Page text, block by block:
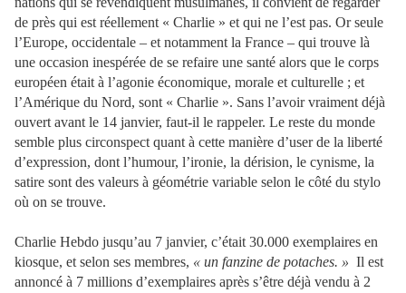
de près qui est réellement « Charlie » et qui ne l’est pas. Or seule
l’Europe, occidentale – et notamment la France – qui trouve là
une occasion inespérée de se refaire une santé alors que le corps
européen était à l’agonie économique, morale et culturelle ; et
l’Amérique du Nord, sont « Charlie ». Sans l’avoir vraiment déjà
ouvert avant le 14 janvier, faut-il le rappeler. Le reste du monde
semble plus circonspect quant à cette manière d’user de la liberté
d’expression, dont l’humour, l’ironie, la dérision, le cynisme, la
satire sont des valeurs à géométrie variable selon le côté du stylo
où on se trouve.
Charlie Hebdo jusqu’au 7 janvier, c’était 30.000 exemplaires en
kiosque, et selon ses membres, « un fanzine de potaches. » Il est
annoncé à 7 millions d’exemplaires après s’être déjà vendu à 2